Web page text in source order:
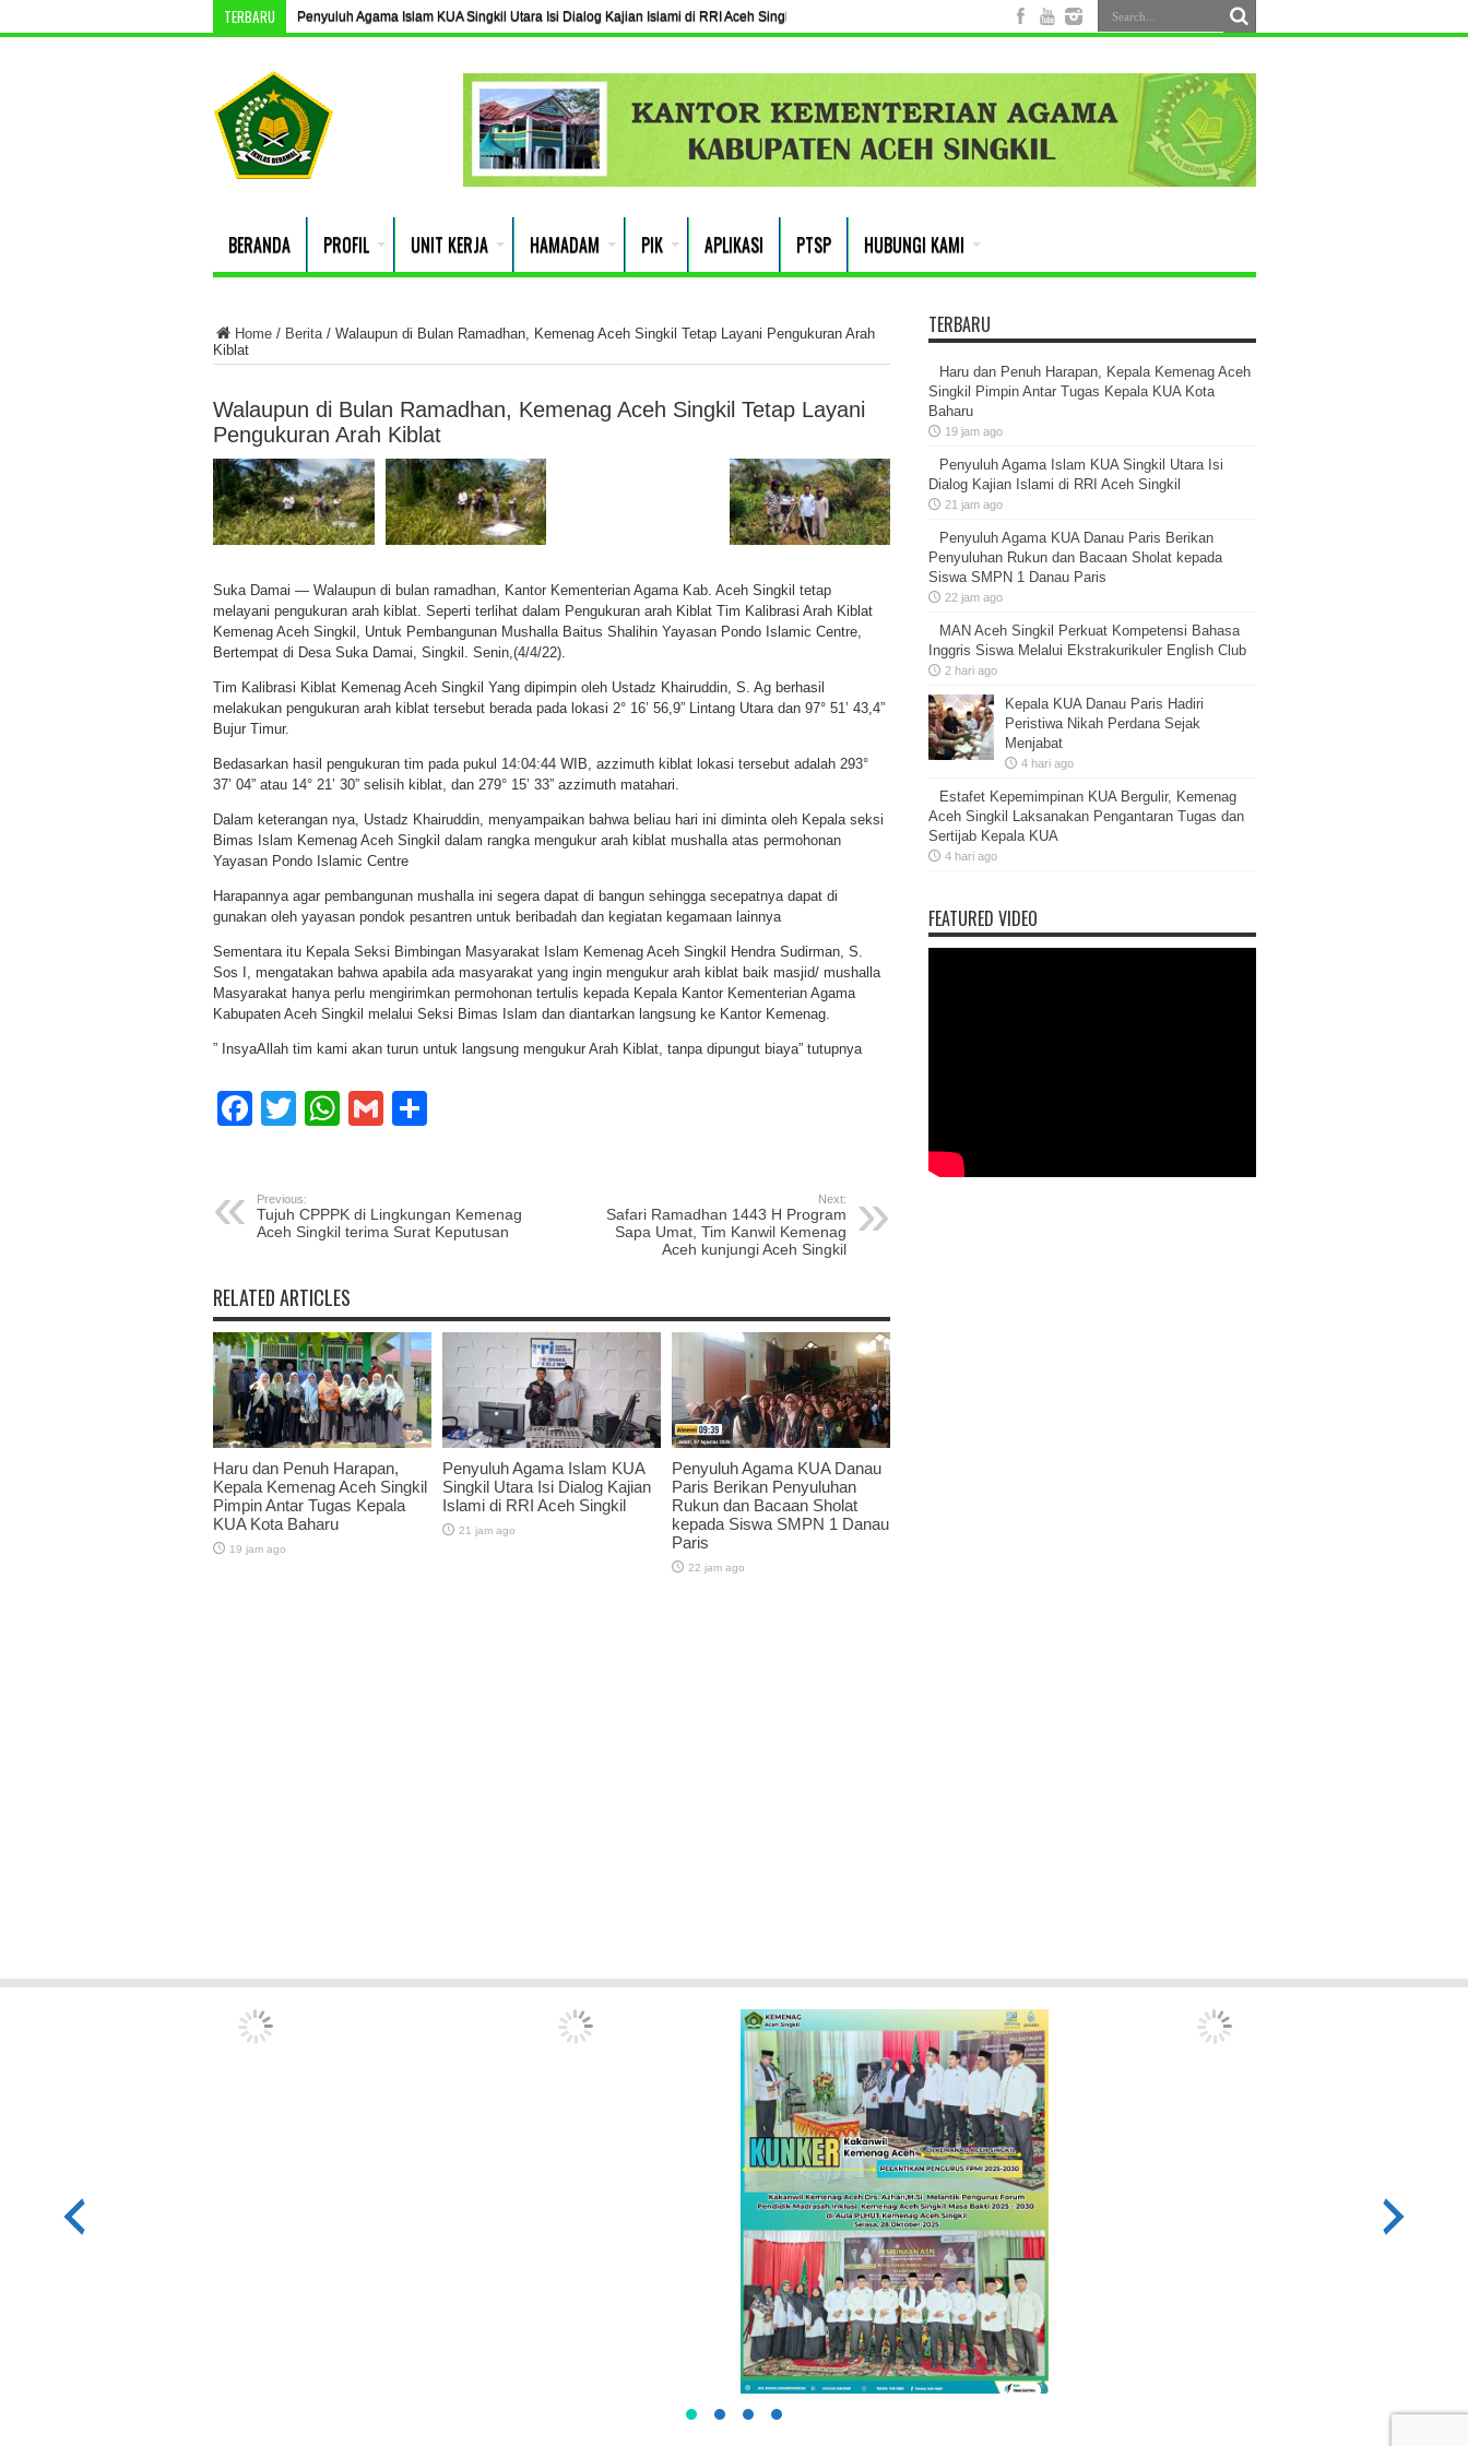
TERBARU Penyuluh Agama Islam KUA Singkil Utara Isi Dialog Kajian Islami di RRI Aceh Singkil
Penyuluh Agama KUA Danau Paris Berikan Penyuluhan Rukun dan Bacaan Sholat kepada Siswa SMPN 1 Danau Paris
BERANDA PROFIL UNIT KERJA HAMADAM PIK APLIKASI PTSP HUBUNGI KAMI
Home/ Berita/ Walaupun di Bulan Ramadhan, Kemenag Aceh Singkil Tetap Layani Pengukuran Arah
Kiblat
Walaupun di Bulan Ramadhan, Kemenag Aceh Singkil Tetap Layani
Pengukuran Arah Kiblat
Suka Damai — Walaupun di bulan ramadhan, Kantor Kementerian Agama Kab. Aceh Singkil tetap
melayani pengukuran arah kiblat. Seperti terlihat dalam Pengukuran arah Kiblat Tim Kalibrasi Arah Kiblat
Kemenag Aceh Singkil, Untuk Pembangunan Mushalla Baitus Shalihin Yayasan Pondo Islamic Centre,
Bertempat di Desa Suka Damai, Singkil. Senin,(4/4/22).
Tim Kalibrasi Kiblat Kemenag Aceh Singkil Yang dipimpin oleh Ustadz Khairuddin, S. Ag berhasil
melakukan pengukuran arah kiblat tersebut berada pada lokasi 2° 16’ 56,9” Lintang Utara dan 97° 51’ 43,4”
Bujur Timur.
Bedasarkan hasil pengukuran tim pada pukul 14:04:44 WIB, azzimuth kiblat lokasi tersebut adalah 293°
37’ 04” atau 14° 21’ 30” selisih kiblat, dan 279° 15’ 33” azzimuth matahari.
Dalam keterangan nya, Ustadz Khairuddin, menyampaikan bahwa beliau hari ini diminta oleh Kepala seksi
Bimas Islam Kemenag Aceh Singkil dalam rangka mengukur arah kiblat mushalla atas permohonan
Yayasan Pondo Islamic Centre
Harapannya agar pembangunan mushalla ini segera dapat di bangun sehingga secepatnya dapat di
gunakan oleh yayasan pondok pesantren untuk beribadah dan kegiatan kegamaan lainnya
Sementara itu Kepala Seksi Bimbingan Masyarakat Islam Kemenag Aceh Singkil Hendra Sudirman, S.
Sos I, mengatakan bahwa apabila ada masyarakat yang ingin mengukur arah kiblat baik masjid/ mushalla
Masyarakat hanya perlu mengirimkan permohonan tertulis kepada Kepala Kantor Kementerian Agama
Kabupaten Aceh Singkil melalui Seksi Bimas Islam dan diantarkan langsung ke Kantor Kemenag.
” InsyaAllah tim kami akan turun untuk langsung mengukur Arah Kiblat, tanpa dipungut biaya” tutupnya
Facebook
Twitter
WhatsApp
GmailShare
Previous:
Tujuh CPPPK di Lingkungan Kemenag
Aceh Singkil terima Surat Keputusan
Next:
Safari Ramadhan 1443 H Program
Sapa Umat, Tim Kanwil Kemenag
Aceh kunjungi Aceh Singkil
RELATED ARTICLES
Haru dan Penuh Harapan,
Kepala Kemenag Aceh Singkil
Pimpin Antar Tugas Kepala
KUA Kota Baharu
19 jam ago
Penyuluh Agama Islam KUA
Singkil Utara Isi Dialog Kajian
Islami di RRI Aceh Singkil
21 jam ago
Penyuluh Agama KUA Danau
Paris Berikan Penyuluhan
Rukun dan Bacaan Sholat
kepada Siswa SMPN 1 Danau
Paris
22 jam ago
TERBARU
Haru dan Penuh Harapan, Kepala Kemenag Aceh
Singkil Pimpin Antar Tugas Kepala KUA Kota
Baharu
19 jam ago
Penyuluh Agama Islam KUA Singkil Utara Isi
Dialog Kajian Islami di RRI Aceh Singkil
21 jam ago
Penyuluh Agama KUA Danau Paris Berikan
Penyuluhan Rukun dan Bacaan Sholat kepada
Siswa SMPN 1 Danau Paris
22 jam ago
MAN Aceh Singkil Perkuat Kompetensi Bahasa
Inggris Siswa Melalui Ekstrakurikuler English Club
2 hari ago
Kepala KUA Danau Paris Hadiri
Peristiwa Nikah Perdana Sejak
Menjabat
4 hari ago
Estafet Kepemimpinan KUA Bergulir, Kemenag
Aceh Singkil Laksanakan Pengantaran Tugas dan
Sertijab Kepala KUA
4 hari ago
FEATURED VIDEO